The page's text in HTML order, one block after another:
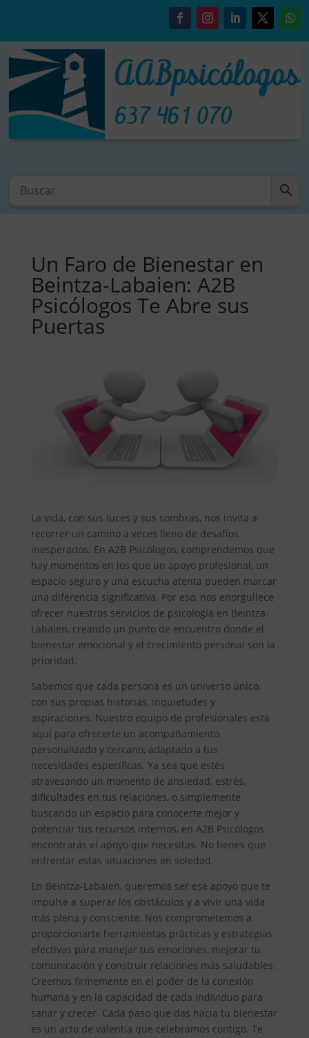
Un Faro de Bienestar en
Beintza-Labaien: A2B
Psicólogos Te Abre sus
Puertas
La vida, con sus luces y sus sombras, nos invita a
recorrer un camino a veces lleno de desafíos
inesperados. En A2B Psicólogos, comprendemos que
hay momentos en los que un apoyo profesional, un
espacio seguro y una escucha atenta pueden marcar
una diferencia significativa. Por eso, nos enorgullece
ofrecer nuestros servicios de psicología en Beintza-
Labaien, creando un punto de encuentro donde el
bienestar emocional y el crecimiento personal son la
prioridad.
Sabemos que cada persona es un universo único,
con sus propias historias, inquietudes y
aspiraciones. Nuestro equipo de profesionales está
aquí para ofrecerte un acompañamiento
personalizado y cercano, adaptado a tus
necesidades específicas. Ya sea que estés
atravesando un momento de ansiedad, estrés,
dificultades en tus relaciones, o simplemente
buscando un espacio para conocerte mejor y
potenciar tus recursos internos, en A2B Psicólogos
encontrarás el apoyo que necesitas. No tienes que
enfrentar estas situaciones en soledad.
En Beintza-Labaien, queremos ser ese apoyo que te
impulse a superar los obstáculos y a vivir una vida
más plena y consciente. Nos comprometemos a
proporcionarte herramientas prácticas y estrategias
efectivas para manejar tus emociones, mejorar tu
comunicación y construir relaciones más saludables.
Creemos firmemente en el poder de la conexión
humana y en la capacidad de cada individuo para
sanar y crecer. Cada paso que das hacia tu bienestar
es un acto de valentía que celebramos contigo. Te